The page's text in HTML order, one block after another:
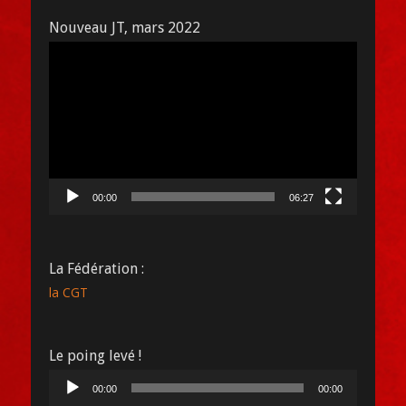
Nouveau JT, mars 2022
00:00 06:27
La Fédération :
la CGT
Le poing levé !
Lecteur
audio
00:00 00:00